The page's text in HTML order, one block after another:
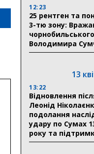
12:23
25 рентген та
3-тю зону:
Володимира
13
13:22
Відновлення
Леонід
подолання
удару по Сумах
року та